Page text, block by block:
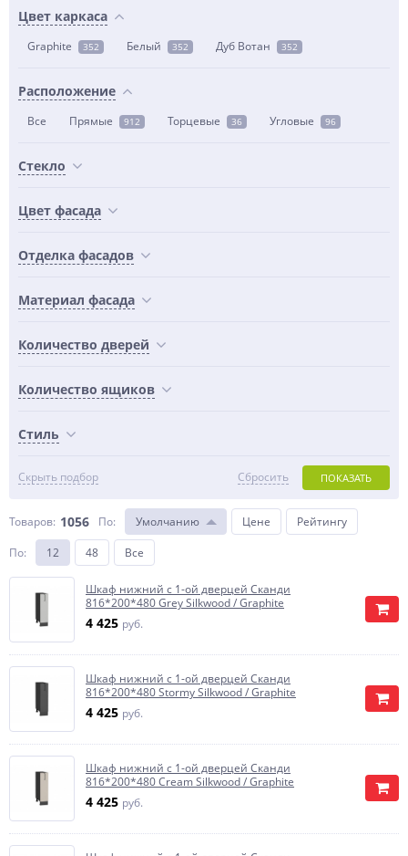
Цвет каркаса
Graphite 352 Белый 352 Дуб Вотан 352
Расположение
Все Прямые 912 Торцевые 36 Угловые 96
Стекло
Цвет фасада
Отделка фасадов
Материал фасада
Количество дверей
Количество ящиков
Стиль
Скрыть подбор ПОКАЗАТЬ
Сбросить
Товаров: 1056 По: Умолчанию Цене
Рейтингу
По: 12 48 Все
Шкаф нижний с 1-ой дверцей Сканди
816*200*480 Grey Silkwood / Graphite
4 425 руб.
Шкаф нижний с 1-ой дверцей Сканди
816*200*480 Stormy Silkwood / Graphite
4 425 руб.
Шкаф нижний с 1-ой дверцей Сканди
816*200*480 Cream Silkwood / Graphite
4 425 руб.